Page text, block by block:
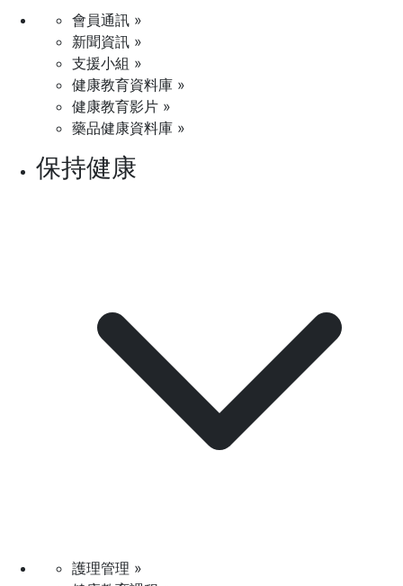
會員通訊 »
新聞資訊 »
支援小組 »
健康教育資料庫 »
健康教育影片 »
藥品健康資料庫 »
保持健康
護理管理 »